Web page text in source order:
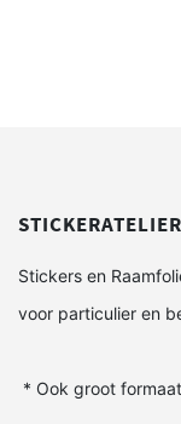
Stickers en
voor particulier en
* Ook groot